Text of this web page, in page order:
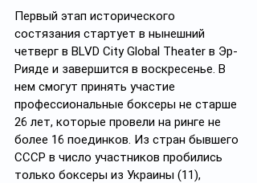
Первый этап исторического
состязания стартует в нынешний
четверг в BLVD City Global Theater в Эр-
Рияде и завершится в воскресенье. В
нем смогут принять участие
профессиональные боксеры не старше
26 лет, которые провели на ринге не
более 16 поединков. Из стран бывшего
СССР в число участников пробились
только боксеры из Украины (11),